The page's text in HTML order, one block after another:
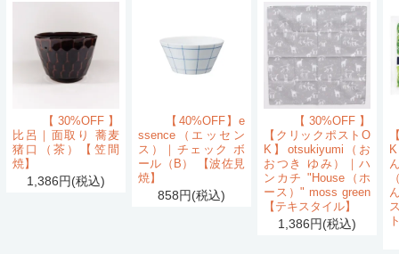
【30%OFF】
比呂｜面取り 蕎麦
猪口（茶）【笠間
焼】
1,386円(税込)
【40%OFF】e
ssence（エッセン
ス）｜チェック ボ
ール（B） 【波佐見
焼】
858円(税込)
【30%OFF】
【クリックポストO
K】otsukiyumi（お
おつき ゆみ）｜ハ
ンカチ "House（ホ
ース）" moss green
【テキスタイル】
1,386円(税込)